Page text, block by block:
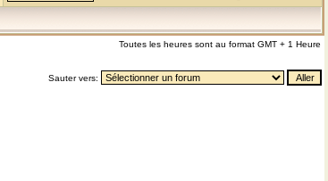
Toutes les heures sont au format GMT + 1 Heure
Sauter vers: